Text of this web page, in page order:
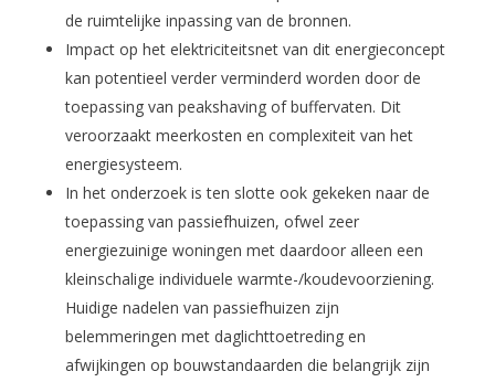
de ruimtelijke inpassing van de bronnen.
Impact op het elektriciteitsnet van dit energieconcept
kan potentieel verder verminderd worden door de
toepassing van peakshaving of buffervaten. Dit
veroorzaakt meerkosten en complexiteit van het
energiesysteem.
In het onderzoek is ten slotte ook gekeken naar de
toepassing van passiefhuizen, ofwel zeer
energiezuinige woningen met daardoor alleen een
kleinschalige individuele warmte-/koudevoorziening.
Huidige nadelen van passiefhuizen zijn
belemmeringen met daglichttoetreding en
afwijkingen op bouwstandaarden die belangrijk zijn